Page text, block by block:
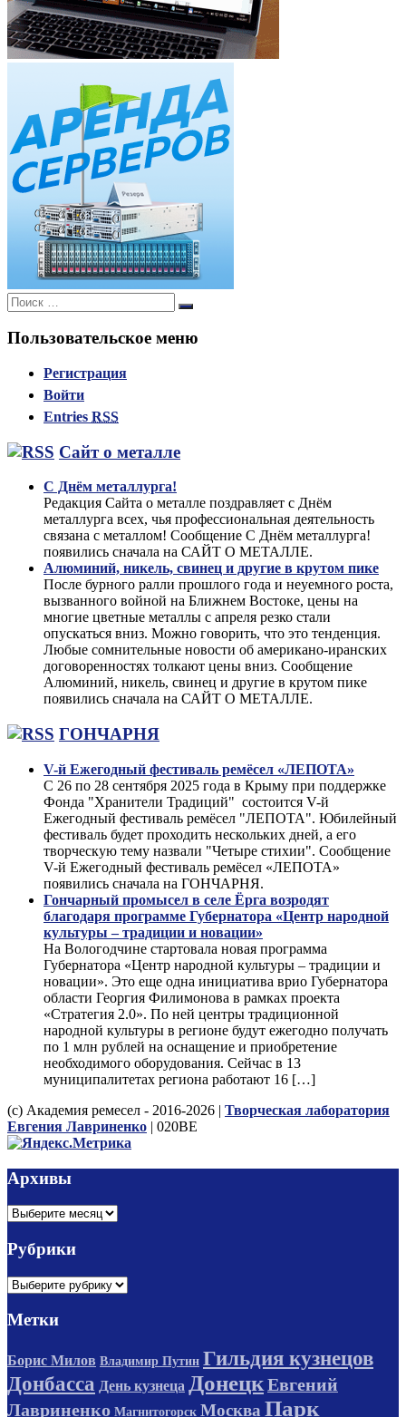
Поиск:
Поиск
Пользовательское меню
Регистрация
Войти
Entries RSS
Сайт о металле
С Днём металлурга!
Редакция Сайта о металле поздравляет с Днём
металлурга всех, чья профессиональная деятельность
связана с металлом! Сообщение С Днём металлурга!
появились сначала на САЙТ О МЕТАЛЛЕ.
Алюминий, никель, свинец и другие в крутом пике
После бурного ралли прошлого года и неуемного роста,
вызванного войной на Ближнем Востоке, цены на
многие цветные металлы с апреля резко стали
опускаться вниз. Можно говорить, что это тенденция.
Любые сомнительные новости об американо-иранских
договоренностях толкают цены вниз. Сообщение
Алюминий, никель, свинец и другие в крутом пике
появились сначала на САЙТ О МЕТАЛЛЕ.
ГОНЧАРНЯ
V-й Ежегодный фестиваль ремёсел «ЛЕПОТА»
С 26 по 28 сентября 2025 года в Крыму при поддержке
Фонда "Хранители Традиций" состоится V-й
Ежегодный фестиваль ремёсел "ЛЕПОТА". Юбилейный
фестиваль будет проходить нескольких дней, а его
творческую тему назвали "Четыре стихии". Сообщение
V-й Ежегодный фестиваль ремёсел «ЛЕПОТА»
появились сначала на ГОНЧАРНЯ.
Гончарный промысел в селе Ёрга возродят
благодаря программе Губернатора «Центр народной
культуры – традиции и новации»
На Вологодчине стартовала новая программа
Губернатора «Центр народной культуры – традиции и
новации». Это еще одна инициатива врио Губернатора
области Георгия Филимонова в рамках проекта
«Стратегия 2.0». По ней центры традиционной
народной культуры в регионе будут ежегодно получать
по 1 млн рублей на оснащение и приобретение
необходимого оборудования. Сейчас в 13
муниципалитетах региона работают 16 […]
(с) Академия ремесел - 2016-2026 | Творческая лаборатория
Евгения Лавриненко | 020BE
Архивы
Архивы
Рубрики
Рубрики
Метки
Борис Милов Владимир Путин Гильдия кузнецов
Донбасса День кузнеца ДонецкЕвгений
Лавриненко Магнитогорск Москва Парк